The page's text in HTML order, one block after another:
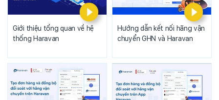
Giới thiệu tổng quan về hệ
thống Haravan
Hướng dẫn kết nối hãng vận
chuyển GHN và Haravan